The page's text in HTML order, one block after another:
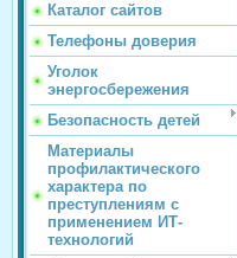
Каталог сайтов
Телефоны доверия
Уголок
энергосбережения
Безопасность детей
Материалы
профилактического
характера по
преступлениям с
применением ИТ-
технологий